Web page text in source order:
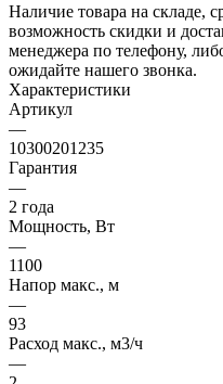
Наличие товара на складе,
возможность скидки и
менеджера по телефону,
ожидайте нашего звонка.
Характеристики
Артикул
—
10300201235
Гарантия
—
2 года
Мощность, Вт
—
1100
Напор макс., м
—
93
Расход макс., м3/ч
—